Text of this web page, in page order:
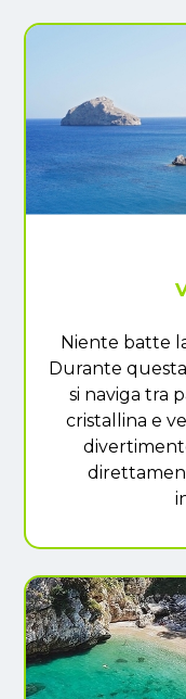
Niente batte
Durante questa
si naviga tra
cristallina e